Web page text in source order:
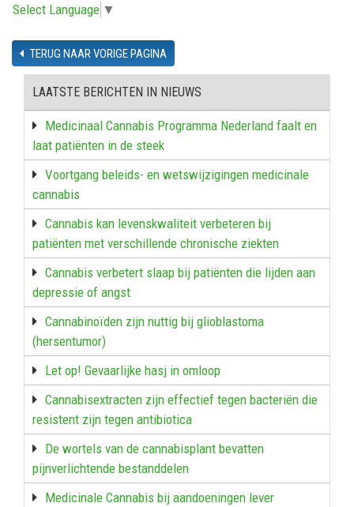
Select Language ▼
TERUG NAAR VORIGE PAGINA
LAATSTE BERICHTEN IN NIEUWS
Medicinaal Cannabis Programma Nederland faalt en
laat patiënten in de steek
Voortgang beleids- en wetswijzigingen medicinale
cannabis
Cannabis kan levenskwaliteit verbeteren bij
patiënten met verschillende chronische ziekten
Cannabis verbetert slaap bij patiënten die lijden aan
depressie of angst
Cannabinoïden zijn nuttig bij glioblastoma
(hersentumor)
Let op! Gevaarlijke hasj in omloop
Cannabisextracten zijn effectief tegen bacteriën die
resistent zijn tegen antibiotica
De wortels van de cannabisplant bevatten
pijnverlichtende bestanddelen
Medicinale Cannabis bij aandoeningen lever